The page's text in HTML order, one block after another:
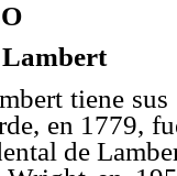
Lambert
tiene
en 1779,
de